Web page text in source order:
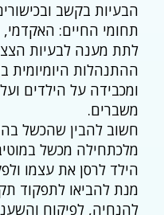
הבעיות בקשב
תחומי החיים:
לתת מענה לבעיות
ההתנהלות היומיומית
ומכבידה על הילדים
משברים.
חשוב להבין שהכשל
מלכתחילה מכשל
הילד לרסן את עצמו
מנת להביאו לתפקוד
להנחיה, לפיקוח